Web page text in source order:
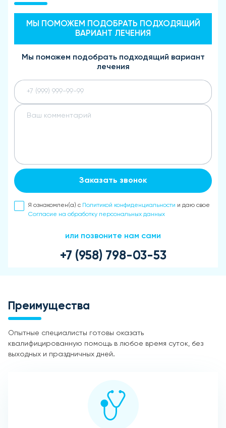
МЫ ПОМОЖЕМ ПОДОБРАТЬ ПОДХОДЯЩИЙ
ВАРИАНТ ЛЕЧЕНИЯ
Мы поможем подобрать подходящий вариант
лечения
Заказать звонок
Я ознакомлен(а) с Политикой конфиденциальности и даю свое
Согласие на обработку персональных данных
или позвоните нам сами
+7 (958) 798-03-53
Преимущества
Опытные специалисты готовы оказать
квалифицированную помощь в любое время суток, без
выходных и праздничных дней.